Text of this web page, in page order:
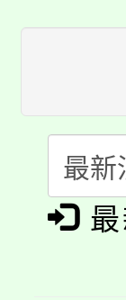
車
桃
生
公
代
公
代
轉
《
淨
最